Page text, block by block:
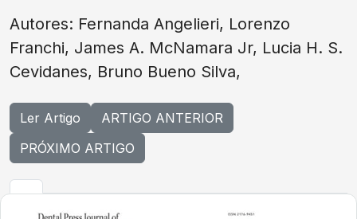
Autores: Fernanda Angelieri, Lorenzo
Franchi, James A. McNamara Jr, Lucia H. S.
Cevidanes, Bruno Bueno Silva,
Ler Artigo
ARTIGO ANTERIOR
PRÓXIMO ARTIGO